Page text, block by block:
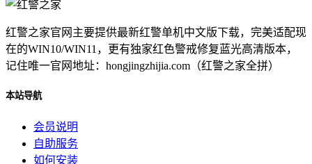
红警之家官网主要提供最新红警单机中文版下载，完美适配现
在的WIN10/WIN11，更有独家红色警戒修复蓝光高清版本，
记住唯一官网地址：hongjingzhijia.com（红警之家全拼）
本站导航
会员说明
自助服务
如何安装